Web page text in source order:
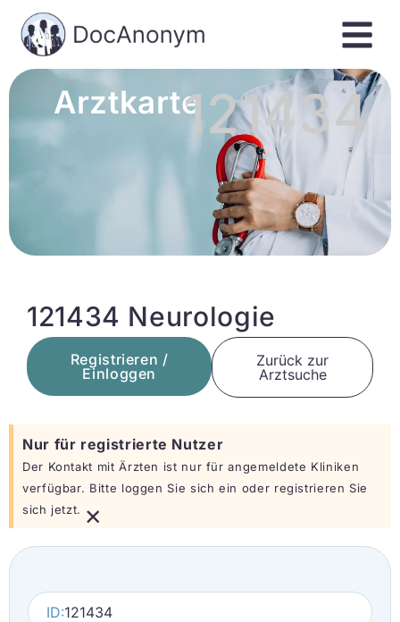
Arztkarte121434
121434 Neurologie
Registrieren /
Einloggen
Zurück zur
Arztsuche
Nur für registrierte Nutzer
Der Kontakt mit Ärzten ist nur für angemeldete Kliniken
verfügbar. Bitte loggen Sie sich ein oder registrieren Sie
sich jetzt. ×
ID:121434